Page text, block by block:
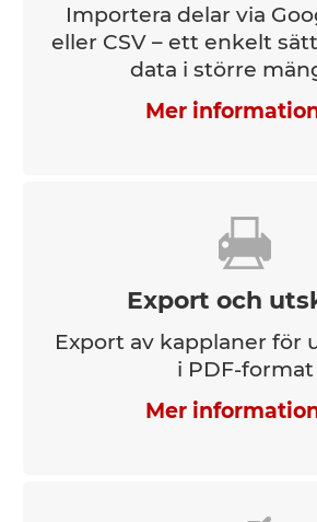
Importera delar via
eller CSV – ett enkelt
data i större
Mer
Export och
Export av kapplaner för
i PDF-format
Mer